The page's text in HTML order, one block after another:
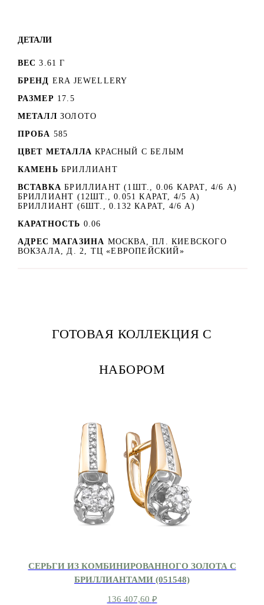
ДЕТАЛИ
ВЕС 3.61 Г
БРЕНД ERA JEWELLERY
РАЗМЕР 17.5
МЕТАЛЛ ЗОЛОТО
ПРОБА 585
ЦВЕТ МЕТАЛЛА КРАСНЫЙ C БЕЛЫМ
КАМЕНЬ БРИЛЛИАНТ
ВСТАВКА БРИЛЛИАНТ (1ШТ., 0.06 КАРАТ, 4/6 А)
БРИЛЛИАНТ (12ШТ., 0.051 КАРАТ, 4/5 А)
БРИЛЛИАНТ (6ШТ., 0.132 КАРАТ, 4/6 А)
КАРАТНОСТЬ 0.06
АДРЕС МАГАЗИНА МОСКВА, ПЛ. КИЕВСКОГО
ВОКЗАЛА, Д. 2, ТЦ «ЕВРОПЕЙСКИЙ»
ГОТОВАЯ КОЛЛЕКЦИЯ С
НАБОРОМ
СЕРЬГИ ИЗ КОМБИНИРОВАННОГО ЗОЛОТА С
БРИЛЛИАНТАМИ (051548)
136 407,60 ₽